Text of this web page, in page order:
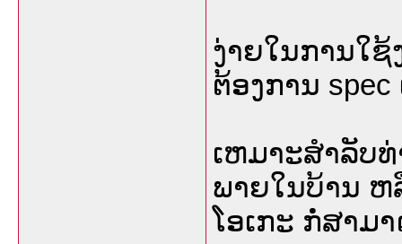
ງ່າຍໃນການໃ
ຕ້ອງການ spec
ເຫມາະສຳລັບ
ພາຍໃນບ້ານ ຫ
ໂອເກະ ກໍ່ສາມ